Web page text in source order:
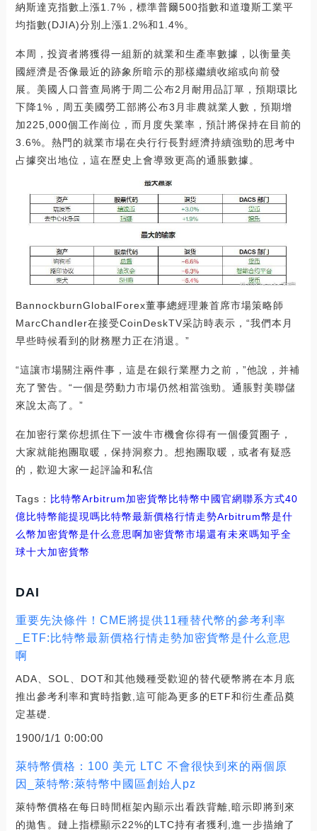
納斯達克指數上漲1.7%，標準普爾500指數和道瓊斯工業平
均指數(DJIA)分別上漲1.2%和1.4%。
本周，投資者將獲得一組新的就業和生產率數據，以衡量美
國經濟是否像最近的跡象所暗示的那樣繼續收縮或向前發
展。美國人口普查局將于周二公布2月耐用品訂單，預期環比
下降1%，周五美國勞工部將公布3月非農就業人數，預期增
加225,000個工作崗位，而月度失業率，預計將保持在目前的
3.6%。熱門的就業市場在央行行長對經濟持續強勁的思考中
占據突出地位，這在歷史上會導致更高的通脹數據。
BannockburnGlobalForex董事總經理兼首席市場策略師
MarcChandler在接受CoinDeskTV采訪時表示，“我們本月
早些時候看到的財務壓力正在消退。”
“這讓市場關注兩件事，這是在銀行業壓力之前，”他說，并補
充了警告。“一個是勞動力市場仍然相當強勁。通脹對美聯儲
來說太高了。”
在加密行業你想抓住下一波牛市機會你得有一個優質圈子，
大家就能抱團取暖，保持洞察力。想抱團取暖，或者有疑惑
的，歡迎大家一起評論和私信
Tags： 比特幣Arbitrum加密貨幣比特幣中國官網聯系方式40
億比特幣能提現嗎比特幣最新價格行情走勢Arbitrum幣是什
么幣加密貨幣是什么意思啊加密貨幣市場還有未來嗎知乎全
球十大加密貨幣
DAI
重要先決條件！CME將提供11種替代幣的參考利率
_ETF:比特幣最新價格行情走勢加密貨幣是什么意思
啊
ADA、SOL、DOT和其他幾種受歡迎的替代硬幣將在本月底
推出參考利率和實時指數,這可能為更多的ETF和衍生產品奠
定基礎.
1900/1/1 0:00:00
萊特幣價格：100 美元 LTC 不會很快到來的兩個原
因_萊特幣:萊特幣中國區創始人pz
萊特幣價格在每日時間框架內顯示出看跌背離,暗示即將到來
的拋售。鏈上指標顯示22%的LTC持有者獲利,進一步描繪了